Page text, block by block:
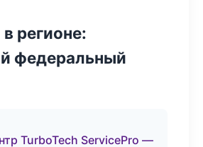
регионе:
федеральный
TurboTech ServicePro —